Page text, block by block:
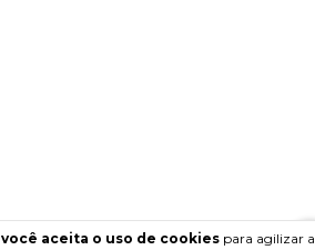
você aceita o uso de cookies para agilizar a